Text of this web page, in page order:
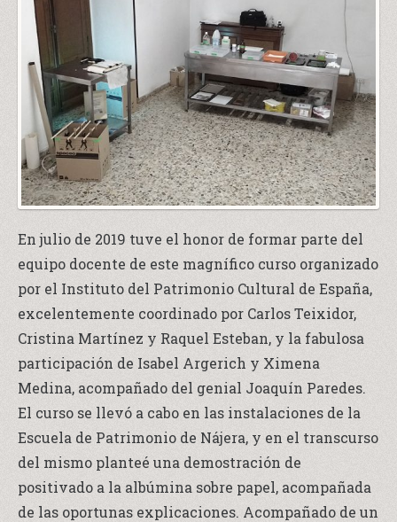
En julio de 2019 tuve el honor de formar parte del
equipo docente de este magnífico curso organizado
por el Instituto del Patrimonio Cultural de España,
excelentemente coordinado por Carlos Teixidor,
Cristina Martínez y Raquel Esteban, y la fabulosa
participación de Isabel Argerich y Ximena
Medina, acompañado del genial Joaquín Paredes.
El curso se llevó a cabo en las instalaciones de la
Escuela de Patrimonio de Nájera, y en el transcurso
del mismo planteé una demostración de
positivado a la albúmina sobre papel, acompañada
de las oportunas explicaciones. Acompañado de un